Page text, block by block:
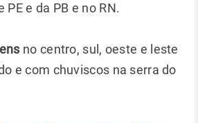
e da PB e no RN.
no centro, sul, oeste e leste
e com chuviscos na serra do